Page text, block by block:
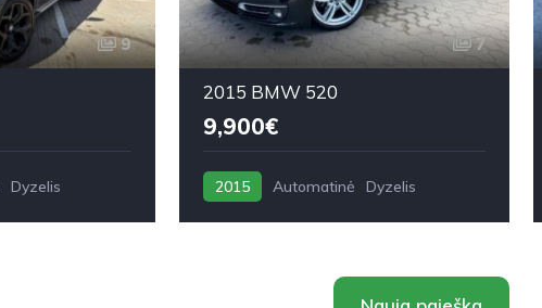
9
Dyzelis
7
2015 BMW 520
9,900€
2015 Automatinė Dyzelis